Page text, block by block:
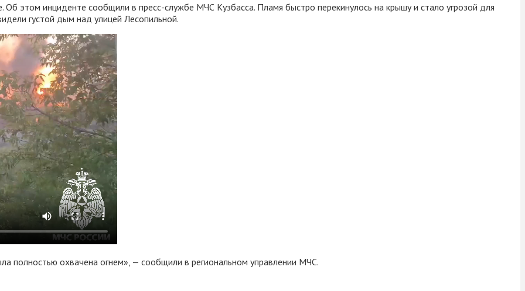
этом инциденте сообщили в пресс-службе МЧС Кузбасса. Пламя быстро перекинулось на крышу и стало угрозой для
густой дым над улицей Лесопильной.
полностью охвачена огнем», — сообщили в региональном управлении МЧС.